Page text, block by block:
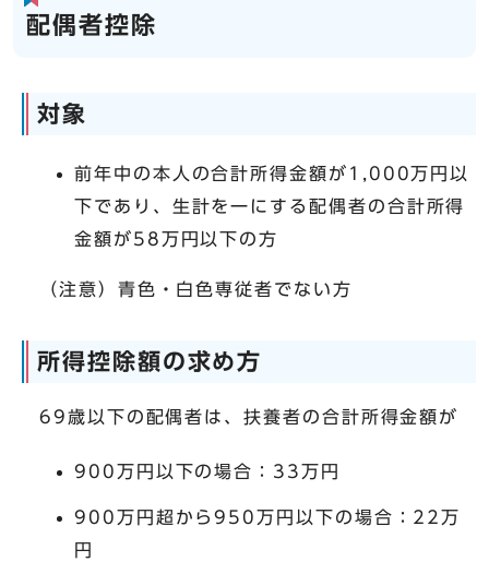
配偶者控除
対象
前年中の本人の合計所得金額が1,000万円以
下であり、生計を一にする配偶者の合計所得
金額が58万円以下の方
（注意）青色・白色専従者でない方
所得控除額の求め方
69歳以下の配偶者は、扶養者の合計所得金額が
900万円以下の場合：33万円
900万円超から950万円以下の場合：22万
円